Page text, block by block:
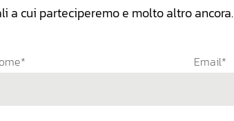
a cui parteciperemo e molto altro ancora.
Email*